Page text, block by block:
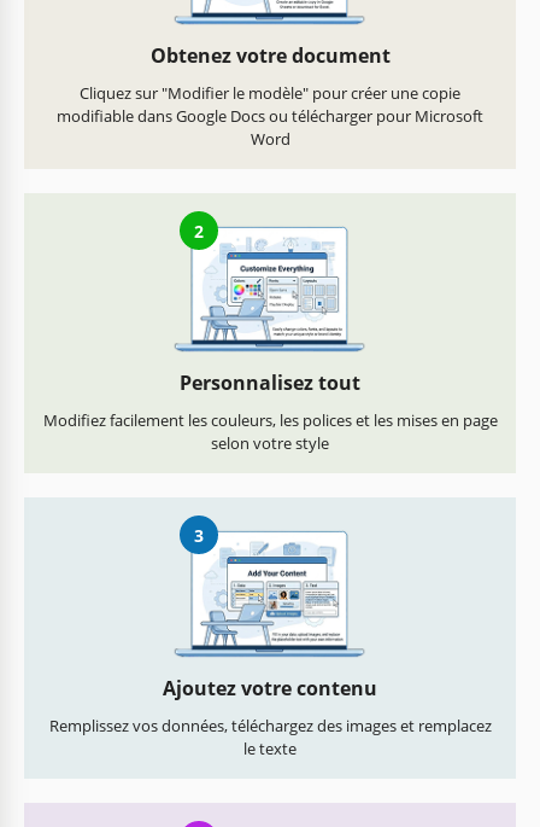
Obtenez votre document
Cliquez sur "Modifier le modèle" pour créer une copie
modifiable dans Google Docs ou télécharger pour Microsoft
Word
2
Personnalisez tout
Modifiez facilement les couleurs, les polices et les mises en page
selon votre style
3
Ajoutez votre contenu
Remplissez vos données, téléchargez des images et remplacez
le texte